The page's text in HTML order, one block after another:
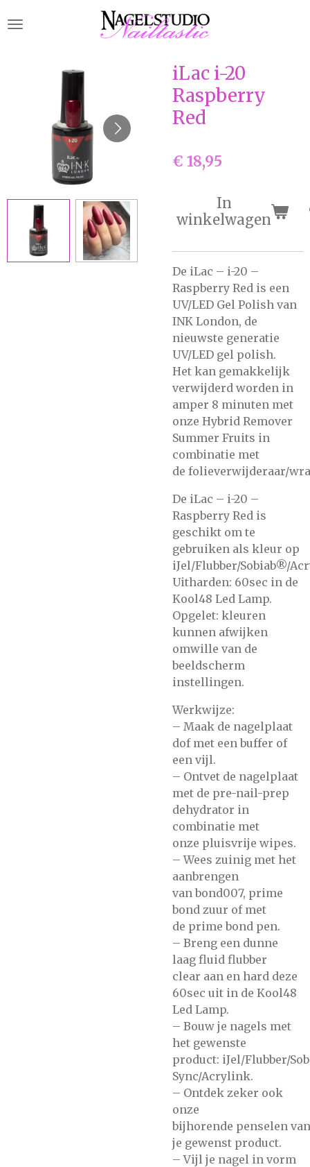
direct
hoofdinhoud
iLac i-20
Raspberry
Red
€ 18,95
In
winkelwagen
De iLac – i-20 –
Raspberry Red is een
UV/LED Gel Polish van
INK London, de
nieuwste generatie
UV/LED gel polish.
Het kan gemakkelijk
verwijderd worden in
amper 8 minuten met
onze Hybrid Remover
Summer Fruits in
combinatie met
de folieverwijderaar/
De iLac – i-20 –
Raspberry Red is
geschikt om te
gebruiken als kleur op
iJel/Flubber/Sobiab®/
Uitharden: 60sec in de
Kool48 Led Lamp.
Opgelet: kleuren
kunnen afwijken
omwille van de
beeldscherm
instellingen.
Werkwijze:
– Maak de nagelplaat
dof met een buffer of
een vijl.
– Ontvet de nagelplaat
met de pre-nail-prep
dehydrator in
combinatie met
onze pluisvrije wipes.
– Wees zuinig met het
aanbrengen
van bond007, prime
bond zuur of met
de prime bond pen.
– Breng een dunne
laag fluid flubber
clear aan en hard deze
60sec uit in de Kool48
Led Lamp.
– Bouw je nagels met
het gewenste
product: iJel/Flubber/
Sync/Acrylink.
– Ontdek zeker ook
onze
bijhorende penselen van
je gewenst product.
– Vijl je nagel in vorm